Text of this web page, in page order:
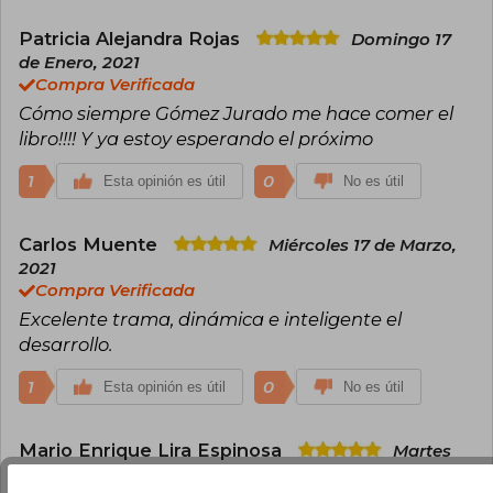
Patricia Alejandra Rojas
Domingo 17
de Enero, 2021
Compra Verificada
Cómo siempre Gómez Jurado me hace comer el
libro!!!! Y ya estoy esperando el próximo
1 Esta opinión es útil 0 No es útil
Carlos Muente
Miércoles 17 de Marzo,
2021
Compra Verificada
Excelente trama, dinámica e inteligente el
desarrollo.
1 Esta opinión es útil 0 No es útil
Mario Enrique Lira Espinosa
Martes